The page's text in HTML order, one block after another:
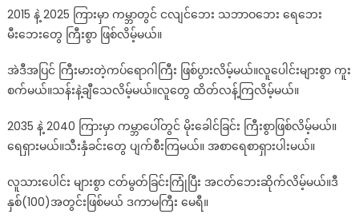
2015 နဲ့ 2025 ကြားမှာ ကမ္ဘာတွင် ငလျင်ဘေး သဘာဝဘေး ရေဘေး
မီးဘေးတွေ ကြီးစွာ ဖြစ်လိမ့်မယ်။
အဲဒီအပြင် ကြီးမားတဲ့ကပ်ရောဂါကြီး ဖြစ်ပွားလိမ့်မယ်။လူပေါင်းများစွာ ကူး
စက်မယ်။သန်းနဲ့ချီသေလိမ့်မယ်။လူတွေ ထိတ်လန့်ကြလိမ့်မယ်။
2035 နဲ့ 2040 ကြားမှာ ကမ္ဘာပေါ်တွင် မိုးခေါင်ခြင်း ကြီးစွာဖြစ်လိမ့်မယ်။
ရေရှားမယ်။သီးနှံခင်းတွေ ပျက်စီးကြမယ်။ အစာရေစာရှားပါးမယ်။
လူသားပေါင်း များစွာ ငတ်မွတ်ခြင်းကြုံပြီး အငတ်ဘေးဆိုက်လိမ့်မယ်။ဒီ
နှစ်(100)အတွင်းဖြစ်မယ် ဒကာမကြီး မေရီ။